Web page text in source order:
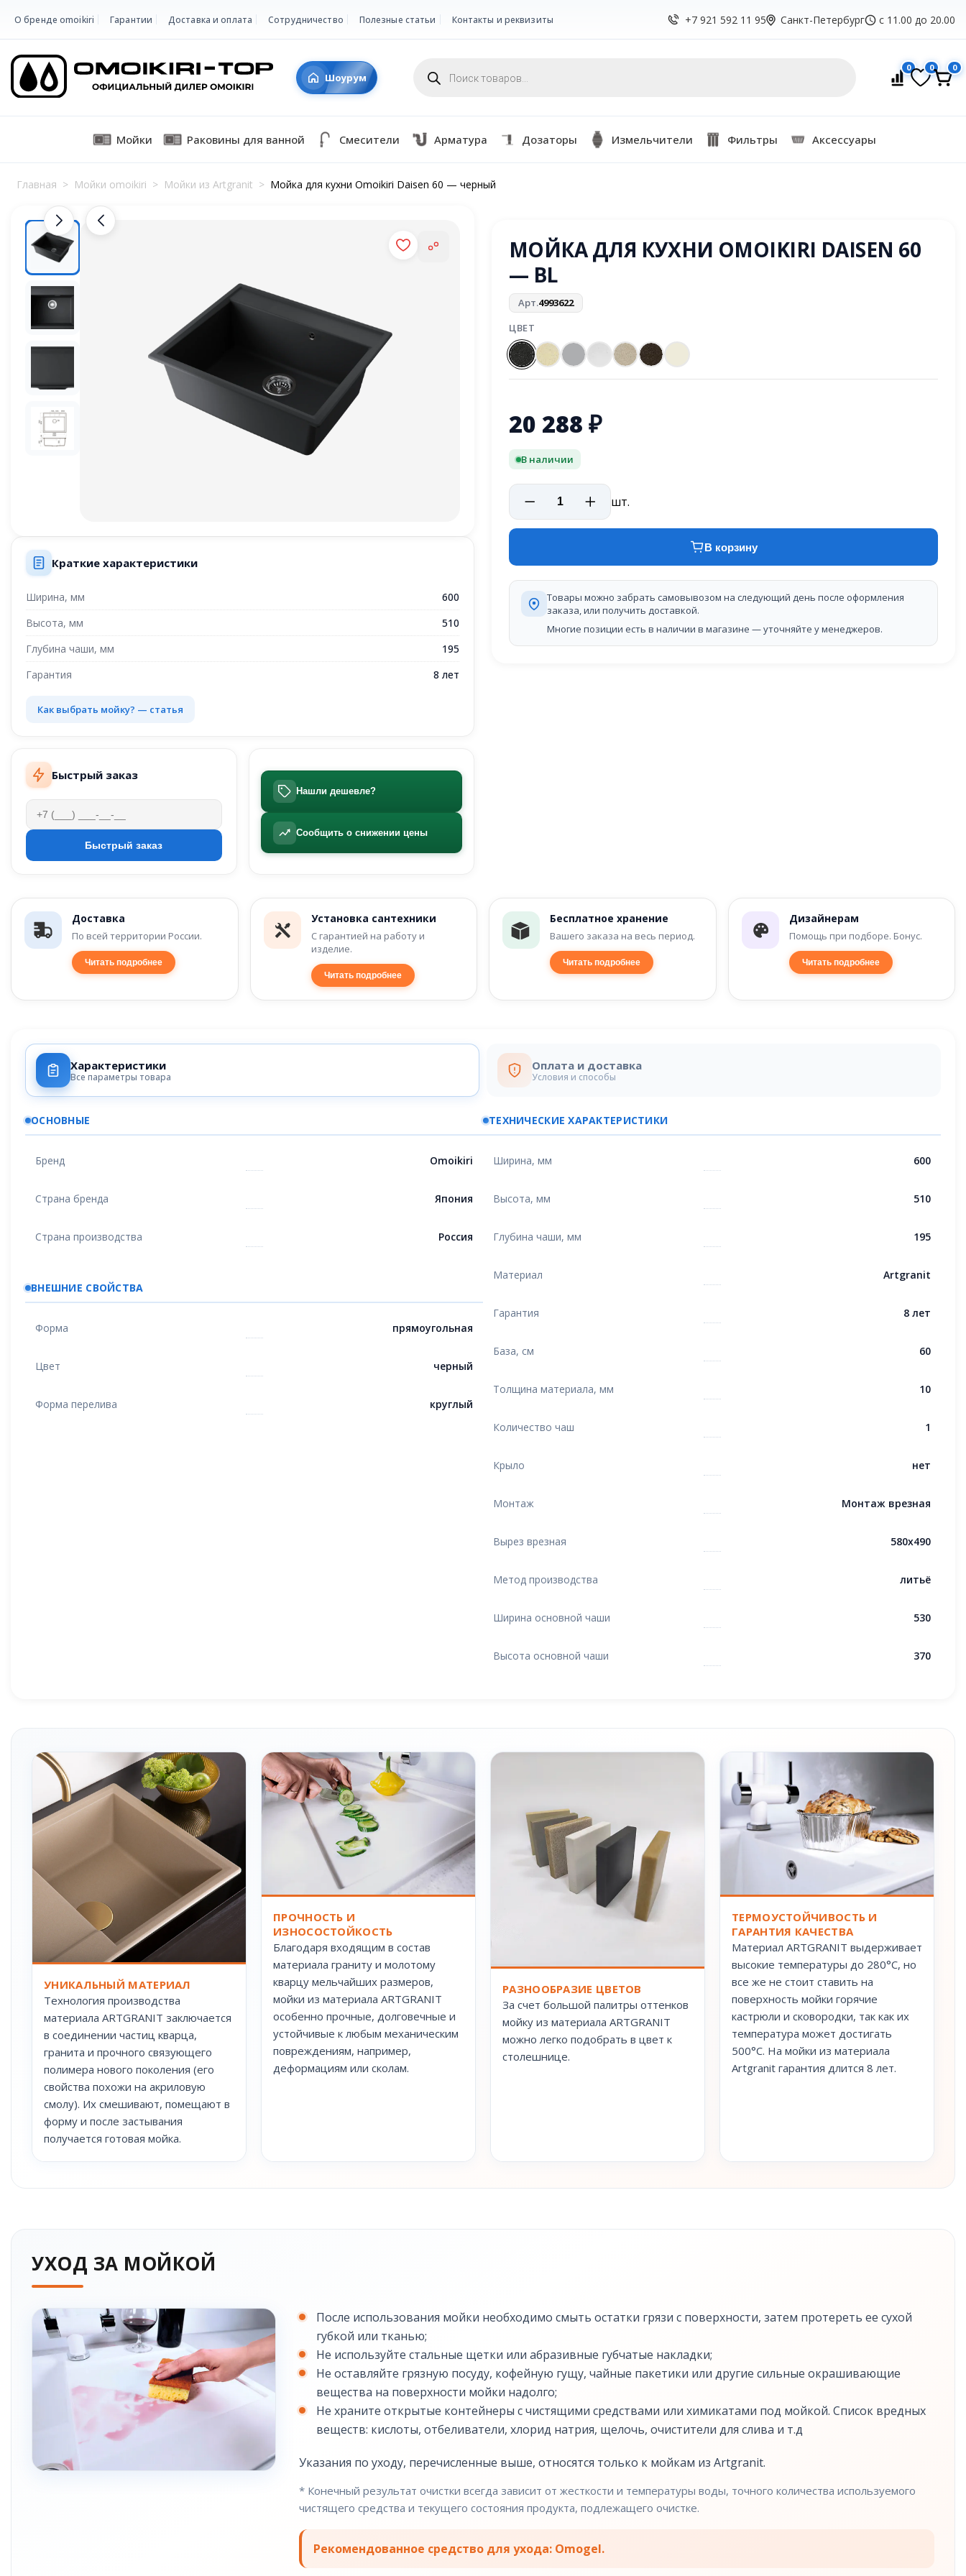
О бренде omoikiri Гарантии Доставка и оплата Сотрудничество Полезные статьи Контакты и реквизиты +7 921 592 11 95 Санкт-Петербург с 11.00 до 20.00
Шоурум товаров 0 0 0
Мойки Раковины для ванной Смесители Арматура Дозаторы Измельчители Фильтры Аксессуары
Главная > Мойки omoikiri > Мойки из Artgranit > Мойка для кухни Omoikiri Daisen 60 — черный
Краткие характеристики
Ширина, мм
600
Высота, мм
510
Глубина чаши, мм
195
Гарантия
8 лет
Как выбрать мойку? — статья
Быстрый заказ
Нашли дешевле?
Сообщить о снижении цены
МОЙКА ДЛЯ КУХНИ OMOIKIRI DAISEN 60
— BL
Арт.4993622
ЦВЕТ
20 288 ₽
В наличии
шт.
В корзину
Товары можно забрать самовывозом на следующий день после оформления
заказа, или получить доставкой.
Многие позиции есть в наличии в магазине — уточняйте у менеджеров.
Доставка
По всей территории России.
Читать подробнее
Установка сантехники
С гарантией на работу и
изделие.
Читать подробнее
Бесплатное хранение
Вашего заказа на весь период.
Читать подробнее
Дизайнерам
Помощь при подборе. Бонус.
Читать подробнее
Характеристики
Все параметры товара
Оплата и доставка
Условия и способы
ОСНОВНЫЕ
Бренд Omoikiri
Страна бренда Япония
Страна производства Россия
ВНЕШНИЕ СВОЙСТВА
Форма прямоугольная
Цвет черный
Форма перелива круглый
ТЕХНИЧЕСКИЕ ХАРАКТЕРИСТИКИ
Ширина, мм 600
Высота, мм 510
Глубина чаши, мм 195
Материал Artgranit
Гарантия 8 лет
База, см 60
Толщина материала, мм 10
Количество чаш 1
Крыло нет
Монтаж Монтаж врезная
Вырез врезная 580x490
Метод производства литьё
Ширина основной чаши 530
Высота основной чаши 370
УНИКАЛЬНЫЙ МАТЕРИАЛ
Технология производства
материала ARTGRANIT заключается
в соединении частиц кварца,
гранита и прочного связующего
полимера нового поколения (его
свойства похожи на акриловую
смолу). Их смешивают, помещают в
форму и после застывания
получается готовая мойка.
ПРОЧНОСТЬ И
ИЗНОСОСТОЙКОСТЬ
Благодаря входящим в состав
материала граниту и молотому
кварцу мельчайших размеров,
мойки из материала ARTGRANIT
особенно прочные, долговечные и
устойчивые к любым механическим
повреждениям, например,
деформациям или сколам.
РАЗНООБРАЗИЕ ЦВЕТОВ
За счет большой палитры оттенков
мойку из материала ARTGRANIT
можно легко подобрать в цвет к
столешнице.
ТЕРМОУСТОЙЧИВОСТЬ И
ГАРАНТИЯ КАЧЕСТВА
Материал ARTGRANIT выдерживает
высокие температуры до 280°С, но
все же не стоит ставить на
поверхность мойки горячие
кастрюли и сковородки, так как их
температура может достигать
500°С. На мойки из материала
Artgranit гарантия длится 8 лет.
УХОД ЗА МОЙКОЙ
После использования мойки необходимо смыть остатки грязи с поверхности, затем протереть ее сухой
губкой или тканью;
Не используйте стальные щетки или абразивные губчатые накладки;
Не оставляйте грязную посуду, кофейную гущу, чайные пакетики или другие сильные окрашивающие
вещества на поверхности мойки надолго;
Не храните открытые контейнеры с чистящими средствами или химикатами под мойкой. Список вредных
веществ: кислоты, отбеливатели, хлорид натрия, щелочь, очистители для слива и т.д
Указания по уходу, перечисленные выше, относятся только к мойкам из Artgranit.
* Конечный результат очистки всегда зависит от жесткости и температуры воды, точного количества используемого
чистящего средства и текущего состояния продукта, подлежащего очистке.
Рекомендованное средство для ухода: Omogel.